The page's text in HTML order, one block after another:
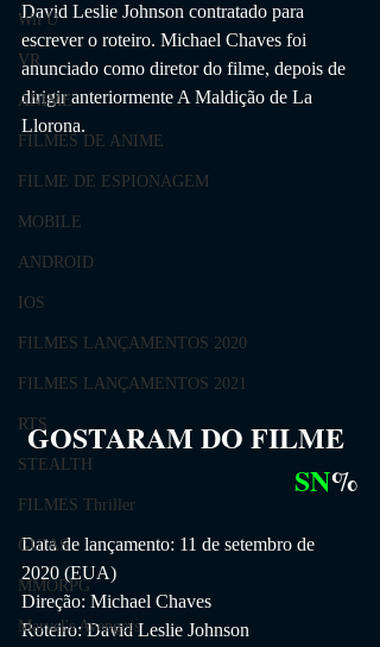
Wii U
VR
ANIME
FILMES DE ANIME
FILME DE ESPIONAGEM
MOBILE
ANDROID
IOS
FILMES LANÇAMENTOS 2020
FILMES LANÇAMENTOS 2021
RTS
STEALTH
FILMES Thriller
GUIAS
MMORPG
Marvel's Avengers
David Leslie Johnson contratado para
escrever o roteiro. Michael Chaves foi
anunciado como diretor do filme, depois de
dirigir anteriormente A Maldição de La
Llorona.
GOSTARAM DO FILME
SN%
Data de lançamento: 11 de setembro de
2020 (EUA)
Direção: Michael Chaves
Roteiro: David Leslie Johnson